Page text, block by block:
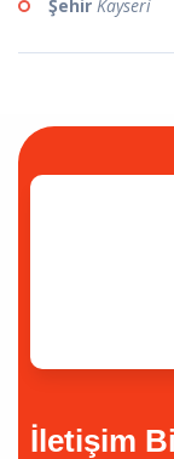
Şehir Kayseri
İletişim